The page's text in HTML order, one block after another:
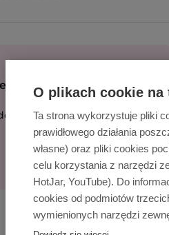
O plikach cookie na
Ta strona wykorzystuje pliki
prawidłowego działania
własne) oraz pliki cookies
celu korzystania z narzędzi
HotJar, YouTube). Do
cookies od podmiotów
wymienionych narzędzi
Wyślij zapytanie